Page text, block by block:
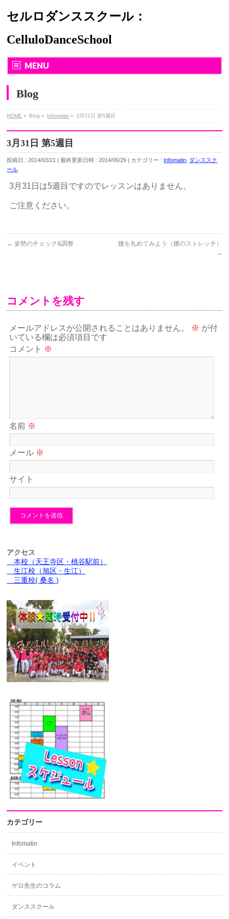
セルロダンススクール：
CelluloDanceSchool
MENU
Blog
HOME » Blog » Infomatin » 3月31日 第5週目
3月31日 第5週目
投稿日 : 2014/03/21 最終更新日時 : 2014/06/29 カテゴリー : Infomatin ダンススク
ール
3月31日は5週目ですのでレッスンはありません。
ご注意ください。
← 姿勢のチェック&調整
腰を丸めてみよう（腰のストレッチ）
→
コメントを残す
メールアドレスが公開されることはありません。 ※ が付
いている欄は必須項目です
コメント ※
名前 ※
メール ※
サイト
アクセス
本校（天王寺区・桃谷駅前）
生江校（旭区・生江）
三重校( 桑名 )
カテゴリー
Infomatin
イベント
ゲロ先生のコラム
ダンススクール